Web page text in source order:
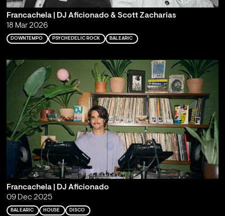
Francachela | DJ Aficionado & Scott Zacharias
18 Mar 2026
DOWNTEMPO PSYCHEDELIC ROCK BALEARIC
Francachela | DJ Aficionado
09 Dec 2025
BALEARIC HOUSE DISCO